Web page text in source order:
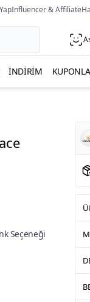
Influencer & Affiliate
İNDIRIM
Seçeneği